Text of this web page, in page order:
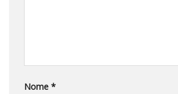
Nome *